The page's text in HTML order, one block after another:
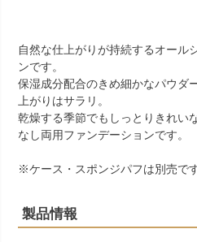
自然な仕上がりが持続するオール
ンです。
保湿成分配合のきめ細かなパウダ
上がりはサラリ。
乾燥する季節でもしっとりきれい
なし両用ファンデーションです。
※ケース・スポンジパフは別売です
製品情報